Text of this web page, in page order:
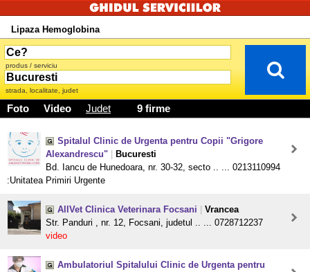
Lipaza Hemoglobina
produs / serviciu
strada, localitate, judet
Foto Video Judet 9 firme
Spitalul Clinic de Urgenta pentru Copii "Grigore
Alexandrescu"
Bucuresti
Bd. Iancu de Hunedoara, nr. 30-32, secto .. ... 0213110994
:Unitatea Primiri Urgente
AllVet Clinica Veterinara Focsani
Vrancea
Str. Panduri , nr. 12, Focsani, judetul .. ... 0728712237
video
Ambulatoriul Spitalului Clinic de Urgenta pentru